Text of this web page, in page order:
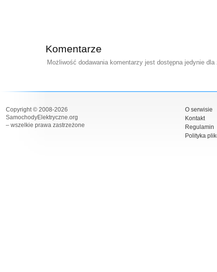
Komentarze
Możliwość dodawania komentarzy jest dostępna jedynie
Copyright © 2008-2026
SamochodyElektryczne.org
– wszelkie prawa zastrzeżone
O serwisie
Kontakt
Regulamin
Polityka